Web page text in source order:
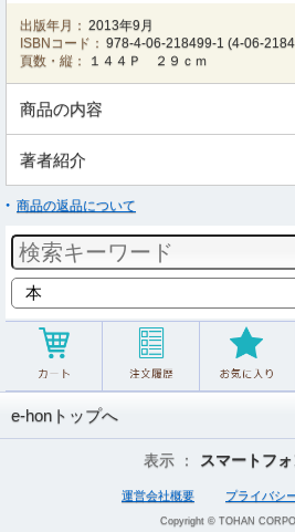
出版年月： 2013年9月
ISBNコード： 978-4-06-218499-1 (4-06-
頁数・縦：
１４４Ｐ ２９ｃｍ
商品の内容
著者紹介
商品の返品について
e-honトップへ
表示 ： スマートフ
運営会社概要 プライバシ
Copyright © TOHAN